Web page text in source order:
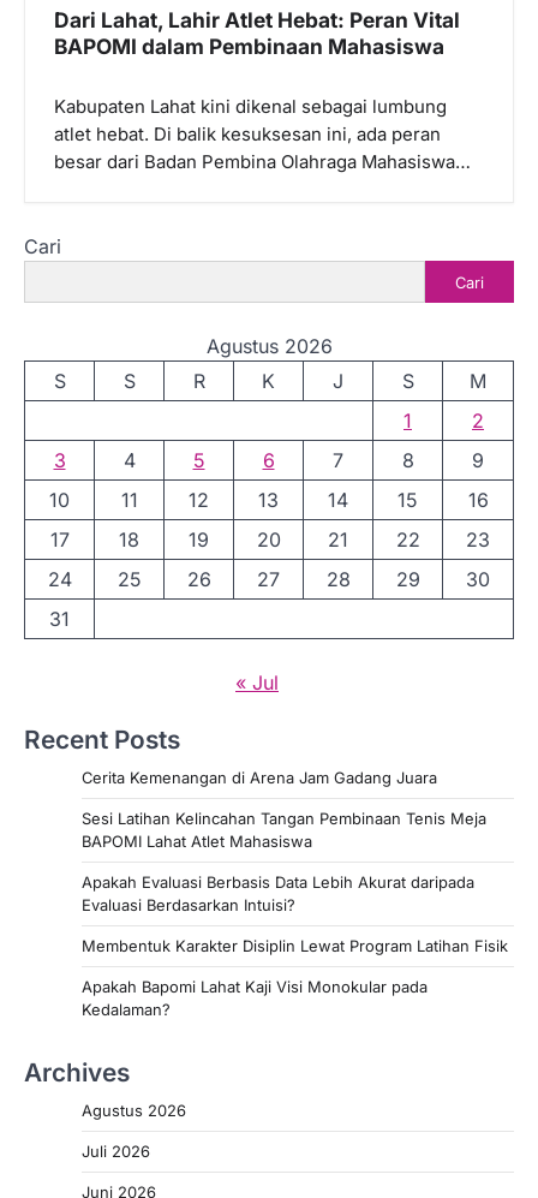
Dari Lahat, Lahir Atlet Hebat: Peran Vital
BAPOMI dalam Pembinaan Mahasiswa
Kabupaten Lahat kini dikenal sebagai lumbung
atlet hebat. Di balik kesuksesan ini, ada peran
besar dari Badan Pembina Olahraga Mahasiswa…
Cari
Cari
Agustus 2026
S
S R K J S
M
1
2
3
4 5 6 7 8
9
10
11 12 13 14 15
16
17
18 19 20 21 22
23
24
25 26 27 28 29
30
31
« Jul
Recent Posts
Cerita Kemenangan di Arena Jam Gadang Juara
Sesi Latihan Kelincahan Tangan Pembinaan Tenis Meja
BAPOMI Lahat Atlet Mahasiswa
Apakah Evaluasi Berbasis Data Lebih Akurat daripada
Evaluasi Berdasarkan Intuisi?
Membentuk Karakter Disiplin Lewat Program Latihan Fisik
Apakah Bapomi Lahat Kaji Visi Monokular pada
Kedalaman?
Archives
Agustus 2026
Juli 2026
Juni 2026